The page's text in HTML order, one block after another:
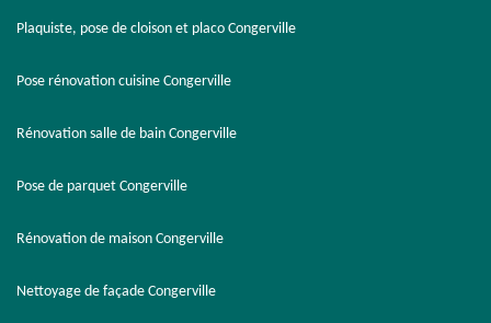
Plaquiste, pose de cloison et placo Congerville
Pose rénovation cuisine Congerville
Rénovation salle de bain Congerville
Pose de parquet Congerville
Rénovation de maison Congerville
Nettoyage de façade Congerville